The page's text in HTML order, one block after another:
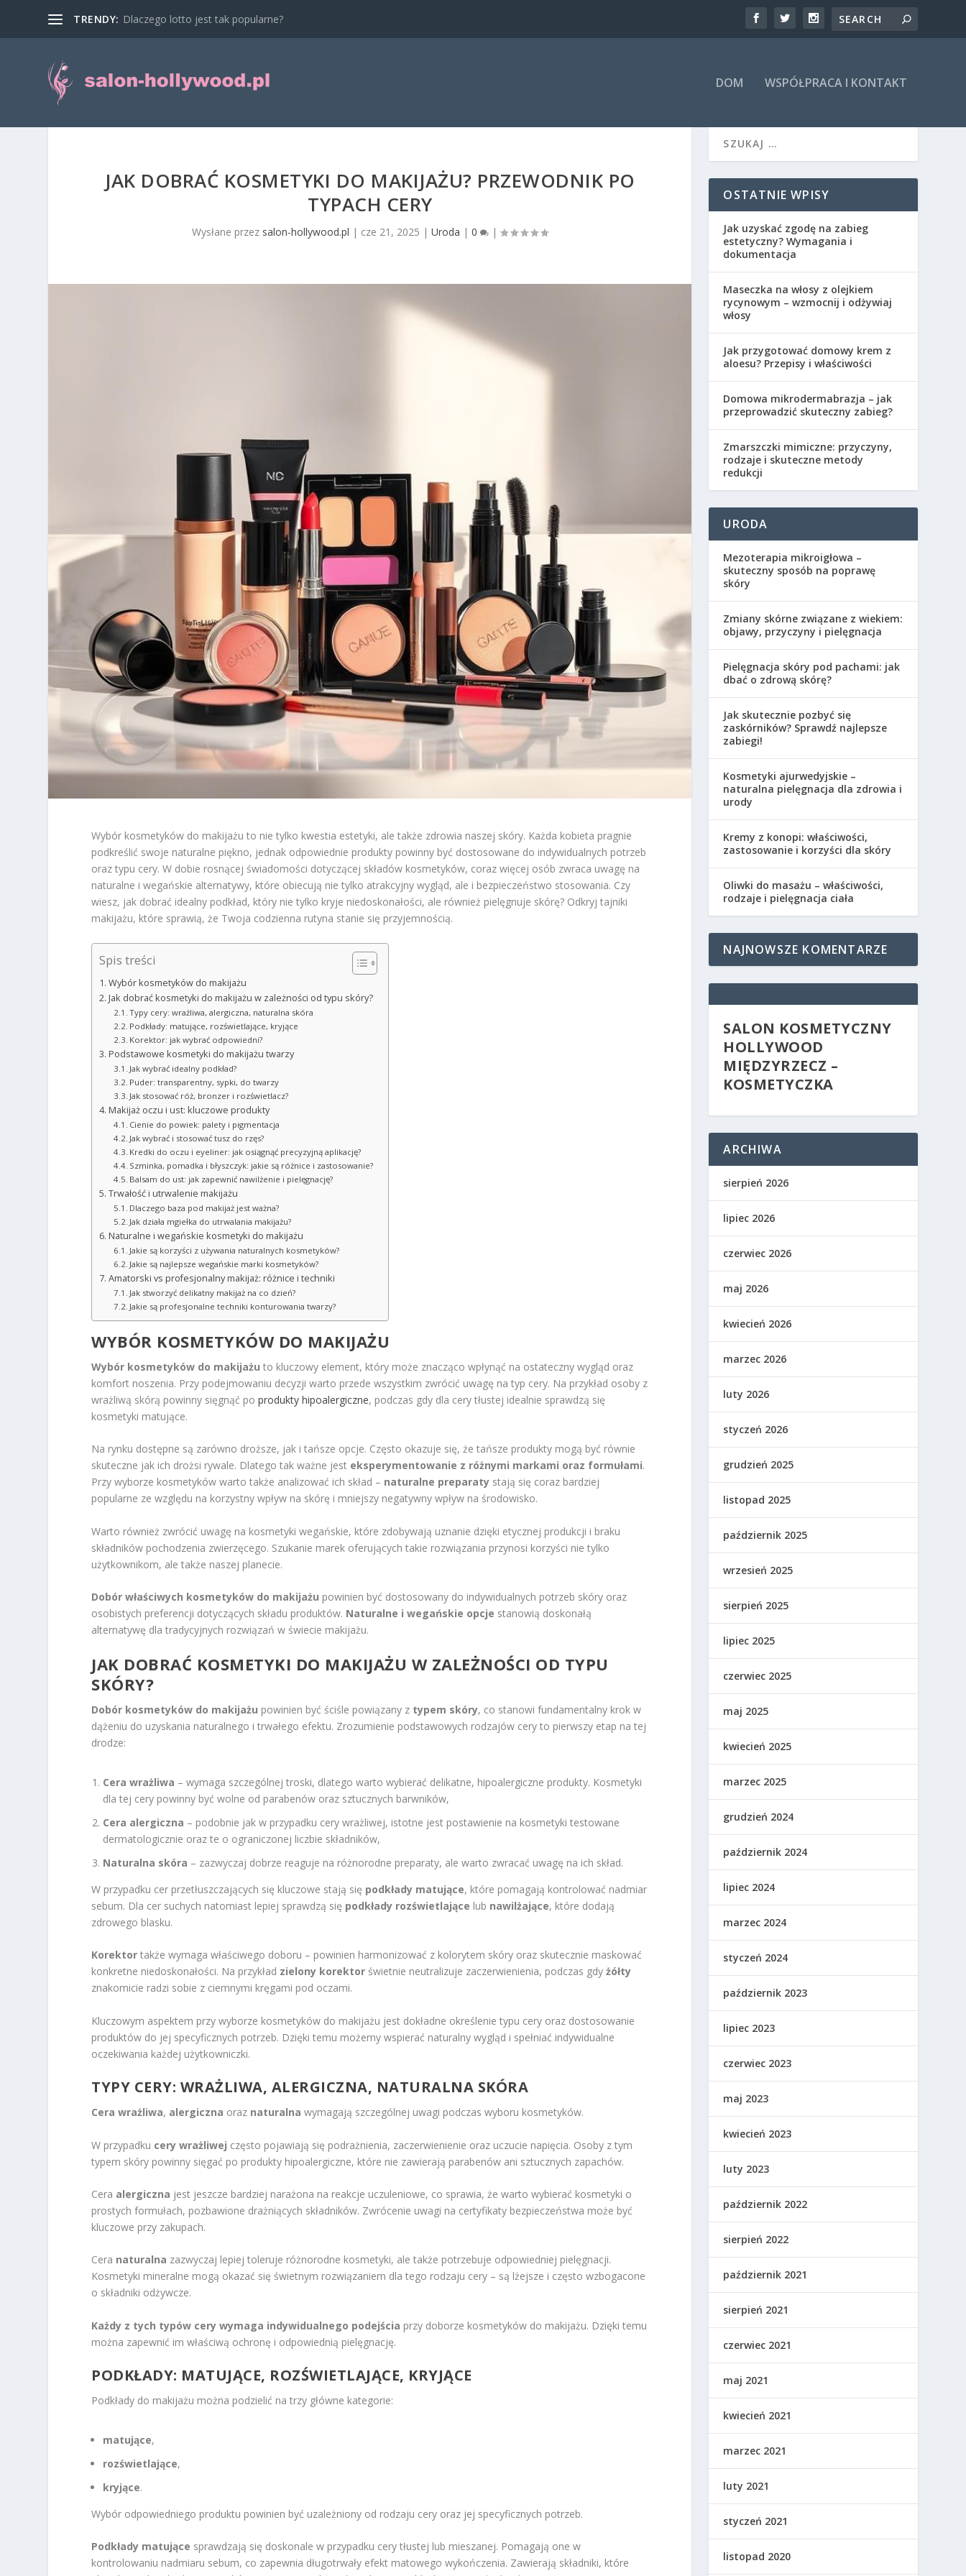
TRENDY: Dlaczego lotto jest tak popularne?
DOM WSPÓŁPRACA I KONTAKT
JAK DOBRAĆ KOSMETYKI DO MAKIJAŻU? PRZEWODNIK PO
TYPACH CERY
Wysłane przez salon-hollywood.pl | cze 21, 2025 |Uroda |0 |
Wybór kosmetyków do makijażu to nie tylko kwestia estetyki, ale także zdrowia naszej skóry. Każda kobieta pragnie
podkreślić swoje naturalne piękno, jednak odpowiednie produkty powinny być dostosowane do indywidualnych potrzeb
oraz typu cery. W dobie rosnącej świadomości dotyczącej składów kosmetyków, coraz więcej osób zwraca uwagę na
naturalne i wegańskie alternatywy, które obiecują nie tylko atrakcyjny wygląd, ale i bezpieczeństwo stosowania. Czy
wiesz, jak dobrać idealny podkład, który nie tylko kryje niedoskonałości, ale również pielęgnuje skórę? Odkryj tajniki
makijażu, które sprawią, że Twoja codzienna rutyna stanie się przyjemnością.
Spis treści
Wybór kosmetyków do makijażu
Jak dobrać kosmetyki do makijażu w zależności od typu skóry?
Typy cery: wrażliwa, alergiczna, naturalna skóra
Podkłady: matujące, rozświetlające, kryjące
Korektor: jak wybrać odpowiedni?
Podstawowe kosmetyki do makijażu twarzy
Jak wybrać idealny podkład?
Puder: transparentny, sypki, do twarzy
Jak stosować róż, bronzer i rozświetlacz?
Makijaż oczu i ust: kluczowe produkty
Cienie do powiek: palety i pigmentacja
Jak wybrać i stosować tusz do rzęs?
Kredki do oczu i eyeliner: jak osiągnąć precyzyjną aplikację?
Szminka, pomadka i błyszczyk: jakie są różnice i zastosowanie?
Balsam do ust: jak zapewnić nawilżenie i pielęgnację?
Trwałość i utrwalenie makijażu
Dlaczego baza pod makijaż jest ważna?
Jak działa mgiełka do utrwalania makijażu?
Naturalne i wegańskie kosmetyki do makijażu
Jakie są korzyści z używania naturalnych kosmetyków?
Jakie są najlepsze wegańskie marki kosmetyków?
Amatorski vs profesjonalny makijaż: różnice i techniki
Jak stworzyć delikatny makijaż na co dzień?
Jakie są profesjonalne techniki konturowania twarzy?
WYBÓR KOSMETYKÓW DO MAKIJAŻU
Wybór kosmetyków do makijażu to kluczowy element, który może znacząco wpłynąć na ostateczny wygląd oraz
komfort noszenia. Przy podejmowaniu decyzji warto przede wszystkim zwrócić uwagę na typ cery. Na przykład osoby z
wrażliwą skórą powinny sięgnąć poprodukty hipoalergiczne, podczas gdy dla cery tłustej idealnie sprawdzą się
kosmetyki matujące.
Na rynku dostępne są zarówno droższe, jak i tańsze opcje. Często okazuje się, że tańsze produkty mogą być równie
skuteczne jak ich drożsi rywale. Dlatego tak ważne jest eksperymentowanie z różnymi markami oraz formułami.
Przy wyborze kosmetyków warto także analizować ich skład – naturalne preparaty stają się coraz bardziej
popularne ze względu na korzystny wpływ na skórę i mniejszy negatywny wpływ na środowisko.
Warto również zwrócić uwagę na kosmetyki wegańskie, które zdobywają uznanie dzięki etycznej produkcji i braku
składników pochodzenia zwierzęcego. Szukanie marek oferujących takie rozwiązania przynosi korzyści nie tylko
użytkownikom, ale także naszej planecie.
Dobór właściwych kosmetyków do makijażu powinien być dostosowany do indywidualnych potrzeb skóry oraz
osobistych preferencji dotyczących składu produktów. Naturalne i wegańskie opcje stanowią doskonałą
alternatywę dla tradycyjnych rozwiązań w świecie makijażu.
JAK DOBRAĆ KOSMETYKI DO MAKIJAŻU W ZALEŻNOŚCI OD TYPU
SKÓRY?
Dobór kosmetyków do makijażu powinien być ściśle powiązany z typem skóry, co stanowi fundamentalny krok w
dążeniu do uzyskania naturalnego i trwałego efektu. Zrozumienie podstawowych rodzajów cery to pierwszy etap na tej
drodze:
Cera wrażliwa – wymaga szczególnej troski, dlatego warto wybierać delikatne, hipoalergiczne produkty. Kosmetyki
dla tej cery powinny być wolne od parabenów oraz sztucznych barwników,
Cera alergiczna – podobnie jak w przypadku cery wrażliwej, istotne jest postawienie na kosmetyki testowane
dermatologicznie oraz te o ograniczonej liczbie składników,
Naturalna skóra – zazwyczaj dobrze reaguje na różnorodne preparaty, ale warto zwracać uwagę na ich skład.
W przypadku cer przetłuszczających się kluczowe stają się podkłady matujące, które pomagają kontrolować nadmiar
sebum. Dla cer suchych natomiast lepiej sprawdzą się podkłady rozświetlające lub nawilżające, które dodają
zdrowego blasku.
Korektor także wymaga właściwego doboru – powinien harmonizować z kolorytem skóry oraz skutecznie maskować
konkretne niedoskonałości. Na przykład zielony korektor świetnie neutralizuje zaczerwienienia, podczas gdyżółty
znakomicie radzi sobie z ciemnymi kręgami pod oczami.
Kluczowym aspektem przy wyborze kosmetyków do makijażu jest dokładne określenie typu cery oraz dostosowanie
produktów do jej specyficznych potrzeb. Dzięki temu możemy wspierać naturalny wygląd i spełniać indywidualne
oczekiwania każdej użytkowniczki.
TYPY CERY: WRAŻLIWA, ALERGICZNA, NATURALNA SKÓRA
Cera wrażliwa, alergiczna oraz naturalna wymagają szczególnej uwagi podczas wyboru kosmetyków.
W przypadku cery wrażliwej często pojawiają się podrażnienia, zaczerwienienie oraz uczucie napięcia. Osoby z tym
typem skóry powinny sięgać po produkty hipoalergiczne, które nie zawierają parabenów ani sztucznych zapachów.
Cera alergiczna jest jeszcze bardziej narażona na reakcje uczuleniowe, co sprawia, że warto wybierać kosmetyki o
prostych formułach, pozbawione drażniących składników. Zwrócenie uwagi na certyfikaty bezpieczeństwa może być
kluczowe przy zakupach.
Cera naturalna zazwyczaj lepiej toleruje różnorodne kosmetyki, ale także potrzebuje odpowiedniej pielęgnacji.
Kosmetyki mineralne mogą okazać się świetnym rozwiązaniem dla tego rodzaju cery – są lżejsze i często wzbogacone
o składniki odżywcze.
Każdy z tych typów cery wymaga indywidualnego podejścia przy doborze kosmetyków do makijażu. Dzięki temu
można zapewnić im właściwą ochronę i odpowiednią pielęgnację.
PODKŁADY: MATUJĄCE, ROZŚWIETLAJĄCE, KRYJĄCE
Podkłady do makijażu można podzielić na trzy główne kategorie:
matujące,
rozświetlające,
kryjące.
Wybór odpowiedniego produktu powinien być uzależniony od rodzaju cery oraz jej specyficznych potrzeb.
Podkłady matujące sprawdzają się doskonale w przypadku cery tłustej lub mieszanej. Pomagają one w
kontrolowaniu nadmiaru sebum, co zapewnia długotrwały efekt matowego wykończenia. Zawierają składniki, które
OSTATNIE WPISY
Jak uzyskać zgodę na zabieg
estetyczny? Wymagania i
dokumentacja
Maseczka na włosy z olejkiem
rycynowym – wzmocnij i odżywiaj
włosy
Jak przygotować domowy krem z
aloesu? Przepisy i właściwości
Domowa mikrodermabrazja – jak
przeprowadzić skuteczny zabieg?
Zmarszczki mimiczne: przyczyny,
rodzaje i skuteczne metody
redukcji
URODA
Mezoterapia mikroigłowa –
skuteczny sposób na poprawę
skóry
Zmiany skórne związane z wiekiem:
objawy, przyczyny i pielęgnacja
Pielęgnacja skóry pod pachami: jak
dbać o zdrową skórę?
Jak skutecznie pozbyć się
zaskórników? Sprawdź najlepsze
zabiegi!
Kosmetyki ajurwedyjskie –
naturalna pielęgnacja dla zdrowia i
urody
Kremy z konopi: właściwości,
zastosowanie i korzyści dla skóry
Oliwki do masażu – właściwości,
rodzaje i pielęgnacja ciała
NAJNOWSZE KOMENTARZE
SALON KOSMETYCZNY
HOLLYWOOD
MIĘDZYRZECZ –
KOSMETYCZKA
ARCHIWA
sierpień 2026
lipiec 2026
czerwiec 2026
maj 2026
kwiecień 2026
marzec 2026
luty 2026
styczeń 2026
grudzień 2025
listopad 2025
październik 2025
wrzesień 2025
sierpień 2025
lipiec 2025
czerwiec 2025
maj 2025
kwiecień 2025
marzec 2025
grudzień 2024
październik 2024
lipiec 2024
marzec 2024
styczeń 2024
październik 2023
lipiec 2023
czerwiec 2023
maj 2023
kwiecień 2023
luty 2023
październik 2022
sierpień 2022
październik 2021
sierpień 2021
czerwiec 2021
maj 2021
kwiecień 2021
marzec 2021
luty 2021
styczeń 2021
listopad 2020